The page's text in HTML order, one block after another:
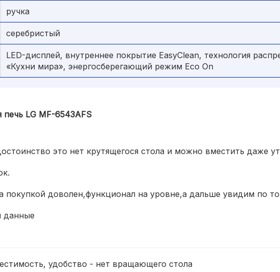
ручка
серебристый
LED-дисплей, внутреннее покрытие EasyClean, технология
«Кухни мира», энергосберегающий режим Eco On
LG MF-6543AFS
это нет крутящегося стола и можно вместить даже
покупкой доволен,функционал на уровне,а дальше увидим по
данные
удобство - нет вращающего стола